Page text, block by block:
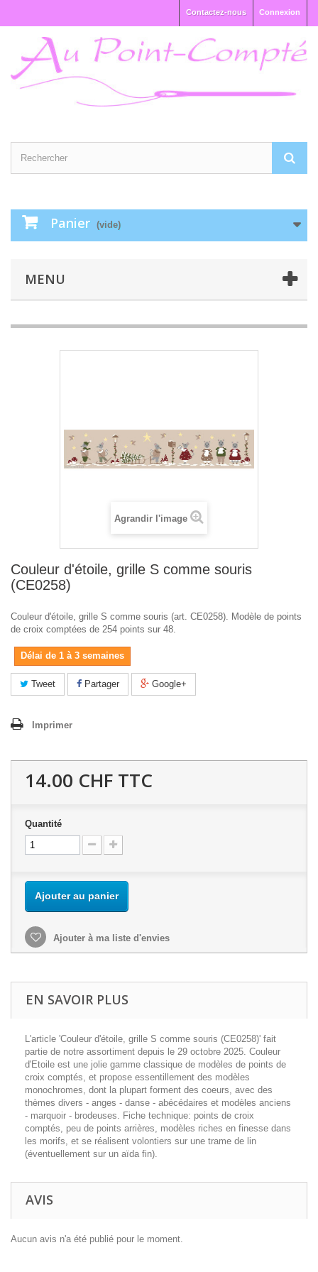
Connexion
Contactez-nous
Panier (vide)
MENU
Agrandir l'image
Couleur d'étoile, grille S comme souris
(CE0258)
Couleur d'étoile, grille S comme souris (art. CE0258). Modèle de points
de croix comptées de 254 points sur 48.
Délai de 1 à 3 semaines
Tweet Partager Google+
Imprimer
14.00 CHF TTC
Quantité
Ajouter au panier
Ajouter à ma liste d'envies
EN SAVOIR PLUS
L'article 'Couleur d'étoile, grille S comme souris (CE0258)' fait
partie de notre assortiment depuis le 29 octobre 2025. Couleur
d'Etoile est une jolie gamme classique de modèles de points de
croix comptés, et propose essentillement des modèles
monochromes, dont la plupart forment des coeurs, avec des
thèmes divers - anges - danse - abécédaires et modèles anciens
- marquoir - brodeuses. Fiche technique: points de croix
comptés, peu de points arrières, modèles riches en finesse dans
les morifs, et se réalisent volontiers sur une trame de lin
(éventuellement sur un aïda fin).
AVIS
Aucun avis n'a été publié pour le moment.